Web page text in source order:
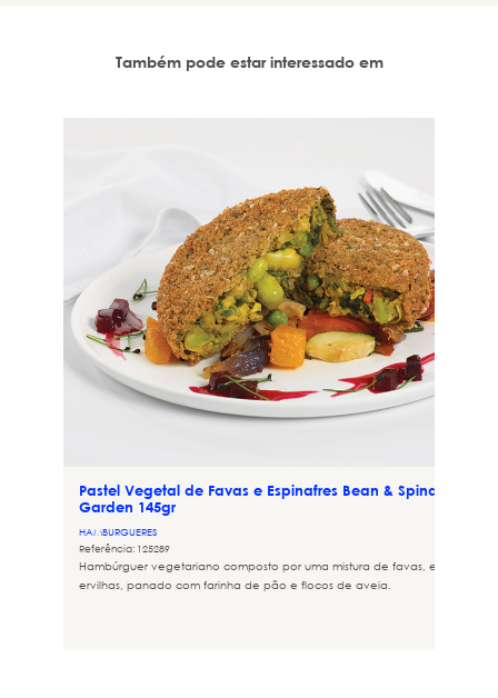
Também pode estar interessado em
Pastel Vegetal de Favas e Espinafres Bean & Spinach
Garden 145gr
HAMBURGUERES
Referência: 125289
Hambúrguer vegetariano composto por uma mistura de favas, espinafres e
ervilhas, panado com farinha de pão e flocos de aveia.